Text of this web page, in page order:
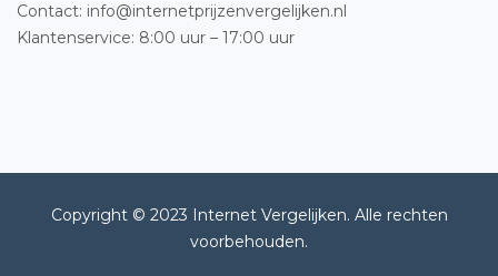
Contact: info@internetprijzenvergelijken.nl
Klantenservice: 8:00 uur – 17:00 uur
Copyright © 2023 Internet Vergelijken. Alle rechten
voorbehouden.